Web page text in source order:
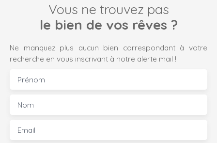
Vous ne trouvez pas
le bien de vos rêves ?
Ne manquez plus aucun bien correspondant à votre
recherche en vous inscrivant à notre alerte mail !
Prénom
Nom
Email